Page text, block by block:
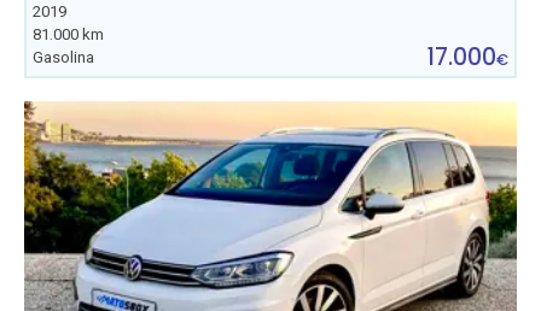
2019
81.000 km
Gasolina
17.000€